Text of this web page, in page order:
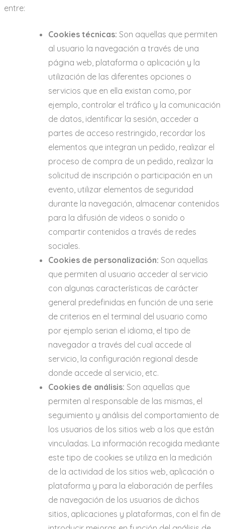
entre:
Cookies técnicas: Son aquellas que permiten
al usuario la navegación a través de una
página web, plataforma o aplicación y la
utilización de las diferentes opciones o
servicios que en ella existan como, por
ejemplo, controlar el tráfico y la comunicación
de datos, identificar la sesión, acceder a
partes de acceso restringido, recordar los
elementos que integran un pedido, realizar el
proceso de compra de un pedido, realizar la
solicitud de inscripción o participación en un
evento, utilizar elementos de seguridad
durante la navegación, almacenar contenidos
para la difusión de videos o sonido o
compartir contenidos a través de redes
sociales.
Cookies de personalización: Son aquellas
que permiten al usuario acceder al servicio
con algunas características de carácter
general predefinidas en función de una serie
de criterios en el terminal del usuario como
por ejemplo serian el idioma, el tipo de
navegador a través del cual accede al
servicio, la configuración regional desde
donde accede al servicio, etc.
Cookies de análisis: Son aquellas que
permiten al responsable de las mismas, el
seguimiento y análisis del comportamiento de
los usuarios de los sitios web a los que están
vinculadas. La información recogida mediante
este tipo de cookies se utiliza en la medición
de la actividad de los sitios web, aplicación o
plataforma y para la elaboración de perfiles
de navegación de los usuarios de dichos
sitios, aplicaciones y plataformas, con el fin de